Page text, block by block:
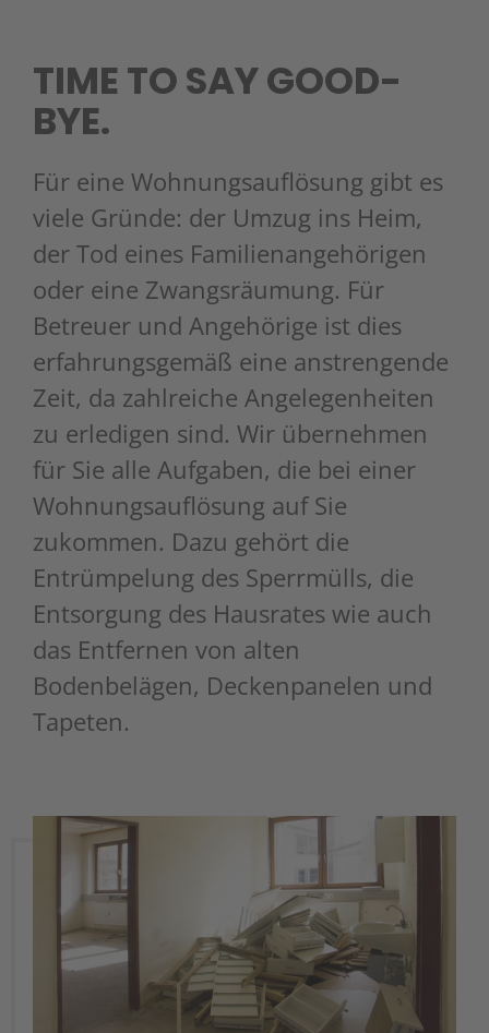
TIME TO SAY GOOD-
BYE.
Für eine Wohnungsauflösung gibt es
viele Gründe: der Umzug ins Heim,
der Tod eines Familienangehörigen
oder eine Zwangsräumung. Für
Betreuer und Angehörige ist dies
erfahrungsgemäß eine anstrengende
Zeit, da zahlreiche Angelegenheiten
zu erledigen sind. Wir übernehmen
für Sie alle Aufgaben, die bei einer
Wohnungsauflösung auf Sie
zukommen. Dazu gehört die
Entrümpelung des Sperrmülls, die
Entsorgung des Hausrates wie auch
das Entfernen von alten
Bodenbelägen, Deckenpanelen und
Tapeten.